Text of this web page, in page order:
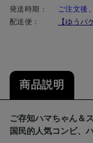
発送時期：
ご注文後
配送便：
【ゆうパ
商品説明
ご存知ハマちゃん＆
国民的人気コンビ、